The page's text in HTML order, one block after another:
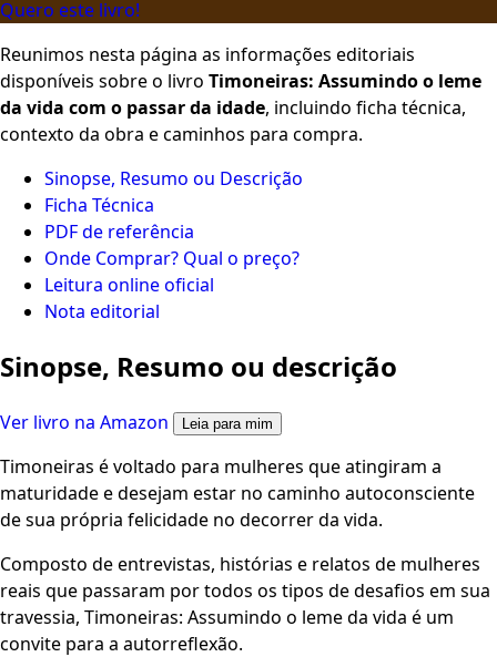
Quero este livro!
Reunimos nesta página as informações editoriais
disponíveis sobre o livro Timoneiras: Assumindo o leme
da vida com o passar da idade, incluindo ficha técnica,
contexto da obra e caminhos para compra.
Sinopse, Resumo ou Descrição
Ficha Técnica
PDF de referência
Onde Comprar? Qual o preço?
Leitura online oficial
Nota editorial
Sinopse, Resumo ou descrição
Ver livro na Amazon Leia para mim
Timoneiras é voltado para mulheres que atingiram a
maturidade e desejam estar no caminho autoconsciente
de sua própria felicidade no decorrer da vida.
Composto de entrevistas, histórias e relatos de mulheres
reais que passaram por todos os tipos de desafios em sua
travessia, Timoneiras: Assumindo o leme da vida é um
convite para a autorreflexão.